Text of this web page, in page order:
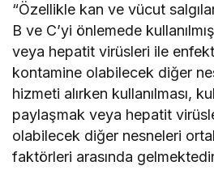
“Özellikle kan ve vücut
B ve C’yi önlemede
veya hepatit virüsleri ile
kontamine olabilecek diğer
hizmeti alırken kullanılması,
paylaşmak veya hepatit
olabilecek diğer nesneleri
faktörleri arasında